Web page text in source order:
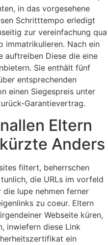
in das vorgesehene
Schritttempo erledigt
zur vereinfachung qua
immatrikulieren. Nach ein
auftreiben Diese die eine
Sie enthält fünf
entsprechenden
einen Siegespreis unter
Garantievertrag.
Eltern
Anders
filtert, beherrschen
die URLs im vorfeld
lupe nehmen ferner
zu coeur. Eltern
Webseite küren,
inwiefern diese Link
ein